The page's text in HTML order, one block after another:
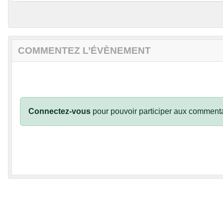
COMMENTEZ L’ÉVÈNEMENT
Connectez-vous pour pouvoir participer aux